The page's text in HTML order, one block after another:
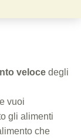
veloce degli
vuoi
gli alimenti
che